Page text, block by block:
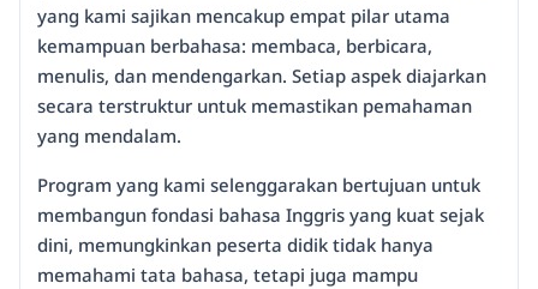
yang kami sajikan mencakup empat pilar utama
kemampuan berbahasa: membaca, berbicara,
menulis, dan mendengarkan. Setiap aspek diajarkan
secara terstruktur untuk memastikan pemahaman
yang mendalam.
Program yang kami selenggarakan bertujuan untuk
membangun fondasi bahasa Inggris yang kuat sejak
dini, memungkinkan peserta didik tidak hanya
memahami tata bahasa, tetapi juga mampu